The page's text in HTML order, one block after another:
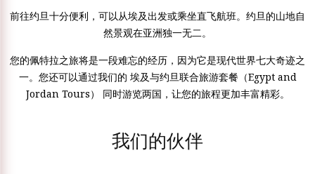
前往约旦十分便利，可以从埃及出发或乘坐直飞航班。约旦的山地自
然景观在亚洲独一无二。
您的佩特拉之旅将是一段难忘的经历，因为它是现代世界七大奇迹之
一。您还可以通过我们的 埃及与约旦联合旅游套餐（Egypt and
Jordan Tours） 同时游览两国，让您的旅程更加丰富精彩。
我们的伙伴